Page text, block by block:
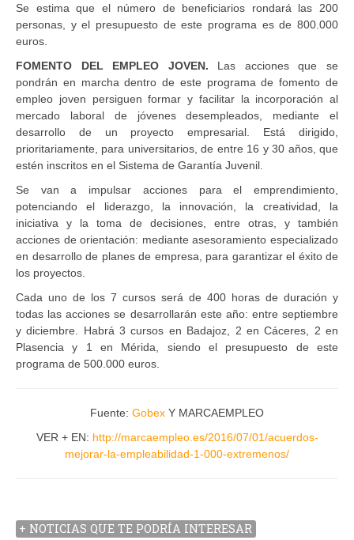
Se estima que el número de beneficiarios rondará las 200
personas, y el presupuesto de este programa es de 800.000
euros.
FOMENTO DEL EMPLEO JOVEN. Las acciones que se
pondrán en marcha dentro de este programa de fomento de
empleo joven persiguen formar y facilitar la incorporación al
mercado laboral de jóvenes desempleados, mediante el
desarrollo de un proyecto empresarial. Está dirigido,
prioritariamente, para universitarios, de entre 16 y 30 años, que
estén inscritos en el Sistema de Garantía Juvenil.
Se van a impulsar acciones para el emprendimiento,
potenciando el liderazgo, la innovación, la creatividad, la
iniciativa y la toma de decisiones, entre otras, y también
acciones de orientación: mediante asesoramiento especializado
en desarrollo de planes de empresa, para garantizar el éxito de
los proyectos.
Cada uno de los 7 cursos será de 400 horas de duración y
todas las acciones se desarrollarán este año: entre septiembre
y diciembre. Habrá 3 cursos en Badajoz, 2 en Cáceres, 2 en
Plasencia y 1 en Mérida, siendo el presupuesto de este
programa de 500.000 euros.
Fuente: Gobex Y MARCAEMPLEO
VER + EN: http://marcaempleo.es/2016/07/01/acuerdos-
mejorar-la-empleabilidad-1-000-extremenos/
+ NOTICIAS QUE TE PODRÍA INTERESAR